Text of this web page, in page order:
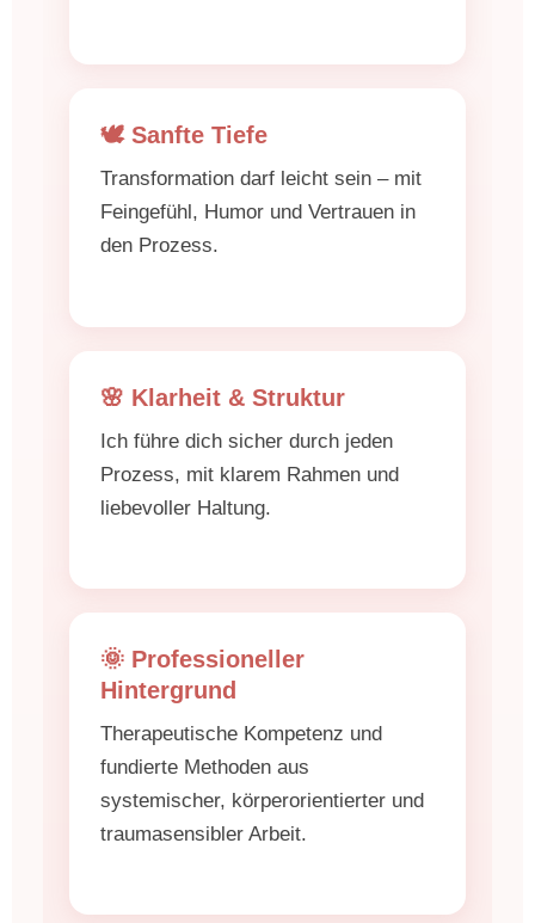
🕊️ Sanfte Tiefe
Transformation darf leicht sein – mit
Feingefühl, Humor und Vertrauen in
den Prozess.
🌸 Klarheit & Struktur
Ich führe dich sicher durch jeden
Prozess, mit klarem Rahmen und
liebevoller Haltung.
🌞 Professioneller
Hintergrund
Therapeutische Kompetenz und
fundierte Methoden aus
systemischer, körperorientierter und
traumasensibler Arbeit.